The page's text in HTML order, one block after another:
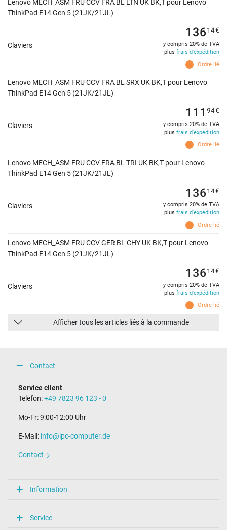
Lenovo MECH_ASM FRU CCV FRA BL LTN UK BK,T pour Lenovo
ThinkPad E14 Gen 5 (21JK/21JL)
Claviers
Ordre lié
13614€
y compris 20% de TVA
plus frais d'expédition
Lenovo MECH_ASM FRU CCV FRA BL SRX UK BK,T pour Lenovo
ThinkPad E14 Gen 5 (21JK/21JL)
Claviers
Ordre lié
111 94€
y compris 20% de TVA
plus frais d'expédition
Lenovo MECH_ASM FRU CCV FRA BL TRI UK BK,T pour Lenovo
ThinkPad E14 Gen 5 (21JK/21JL)
Claviers
Ordre lié
13614€
y compris 20% de TVA
plus frais d'expédition
Lenovo MECH_ASM FRU CCV GER BL CHY UK BK,T pour Lenovo
ThinkPad E14 Gen 5 (21JK/21JL)
Claviers
Ordre lié
13614€
y compris 20% de TVA
plus frais d'expédition
Afficher tous les articles liés à la commande
Contact
Service client
Telefon:+49 7823 96 123 - 0
Mo-Fr: 9:00-12:00 Uhr
E-Mail: info@ipc-computer.de
Contact
Information
Service